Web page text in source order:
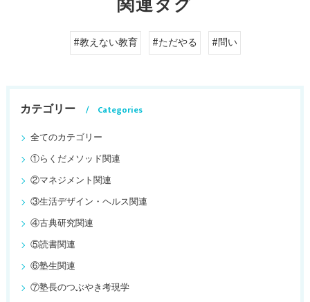
#教えない教育 #ただやる #問い
カテゴリー
Categories
全てのカテゴリー
①らくだメソッド関連
②マネジメント関連
③生活デザイン・ヘルス関連
④古典研究関連
⑤読書関連
⑥塾生関連
⑦塾長のつぶやき考現学